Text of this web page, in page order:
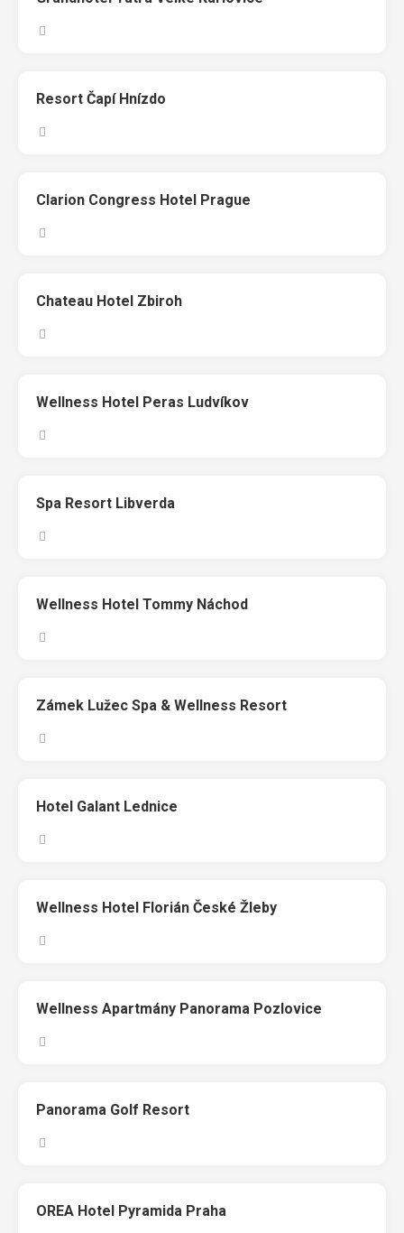
Resort Čapí Hnízdo
Clarion Congress Hotel Prague
Chateau Hotel Zbiroh
Wellness Hotel Peras Ludvíkov
Spa Resort Libverda
Wellness Hotel Tommy Náchod
Zámek Lužec Spa & Wellness Resort
Hotel Galant Lednice
Wellness Hotel Florián České Žleby
Wellness Apartmány Panorama Pozlovice
Panorama Golf Resort
OREA Hotel Pyramida Praha